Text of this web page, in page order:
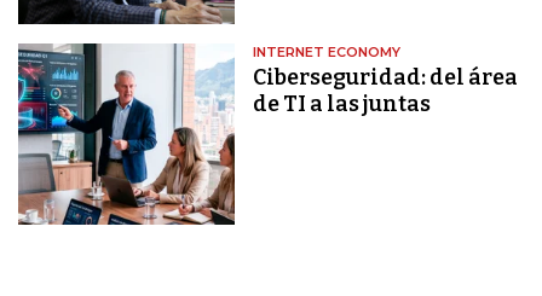
INTERNET ECONOMY
Ciberseguridad: del área
de TI a las juntas